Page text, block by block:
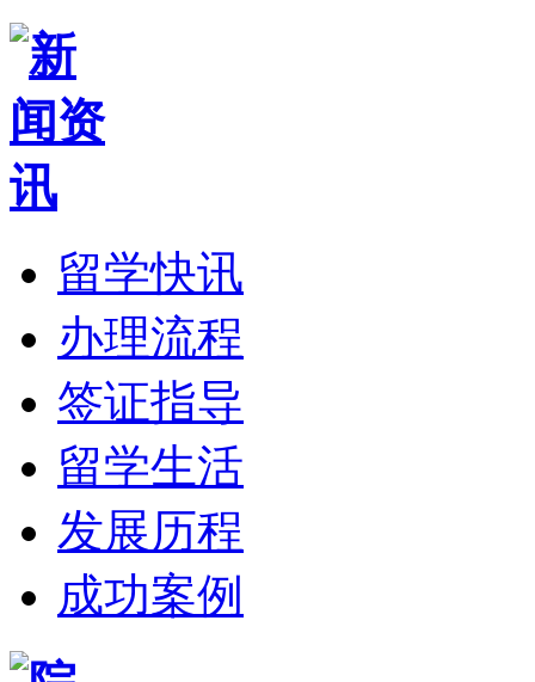
留学快讯
办理流程
签证指导
留学生活
发展历程
成功案例